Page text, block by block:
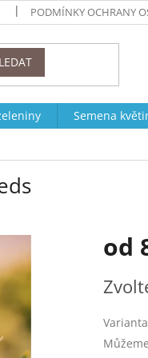
PODMÍNKY OCHRANY
Semena
od
cena:
Varianta